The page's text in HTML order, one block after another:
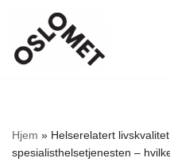
Hopp
til
Hjem » Helserelatert
spesialisthelsetjenesten –